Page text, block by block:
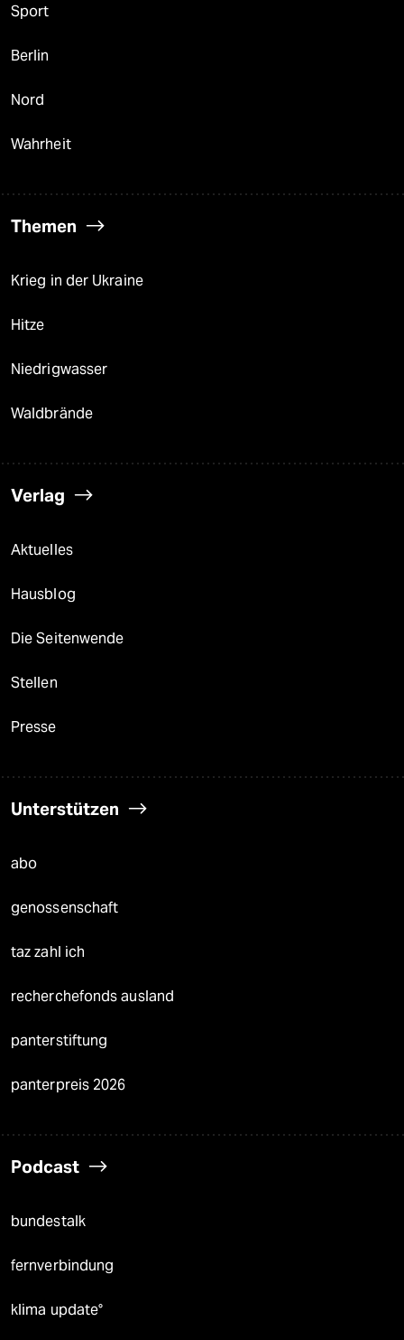
Sport
Berlin
Nord
Wahrheit
Themen
Krieg in der Ukraine
Hitze
Niedrigwasser
Waldbrände
Verlag
Aktuelles
Hausblog
Die Seitenwende
Stellen
Presse
Unterstützen
abo
genossenschaft
taz zahl ich
recherchefonds ausland
panterstiftung
panterpreis 2026
Podcast
bundestalk
fernverbindung
klima update°